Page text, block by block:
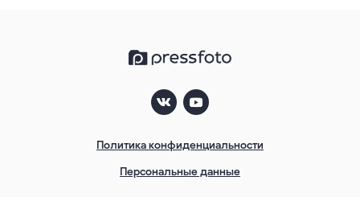
Политика конфиденциальности
Персональные данные